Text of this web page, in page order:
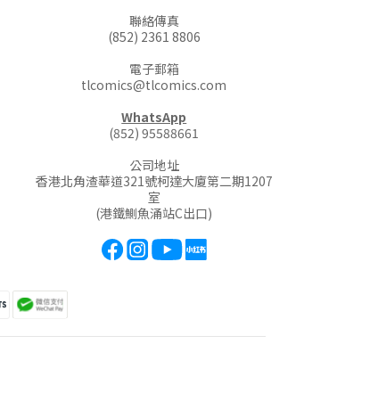
聯絡傳真
(852) 2361 8806
電子郵箱
tlcomics@tlcomics.com
WhatsApp
(852) 95588661
公司地址
香港北角渣華道321號柯達大廈第二期1207
室
(港鐵鰂魚涌站C出口)